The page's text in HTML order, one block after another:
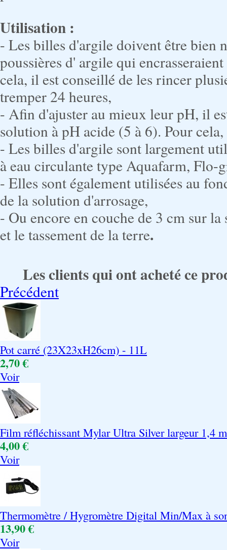
Utilisation :
- Les billes d'argile doivent être bien
poussières d' argile qui
cela, il est conseillé de les rincer
tremper 24 heures,
- Afin d'ajuster au mieux leur pH, il
solution à pH acide (5 à 6). Pour
- Les billes d'argile sont largement
à eau circulante type Aquafarm, Flo-
- Elles sont également utilisées au
de la solution d'arrosage,
- Ou encore en couche de 3 cm sur
et le tassement de la terre.
Les clients qui ont acheté ce
Précédent
Pot carré (23X23xH26cm) - 11L
2,70 €
Voir
Film réfléchissant Mylar Ultra Silver largeur 1,4
4,00 €
Voir
Thermomètre / Hygromètre Digital Min/Max à
13,90 €
Voir